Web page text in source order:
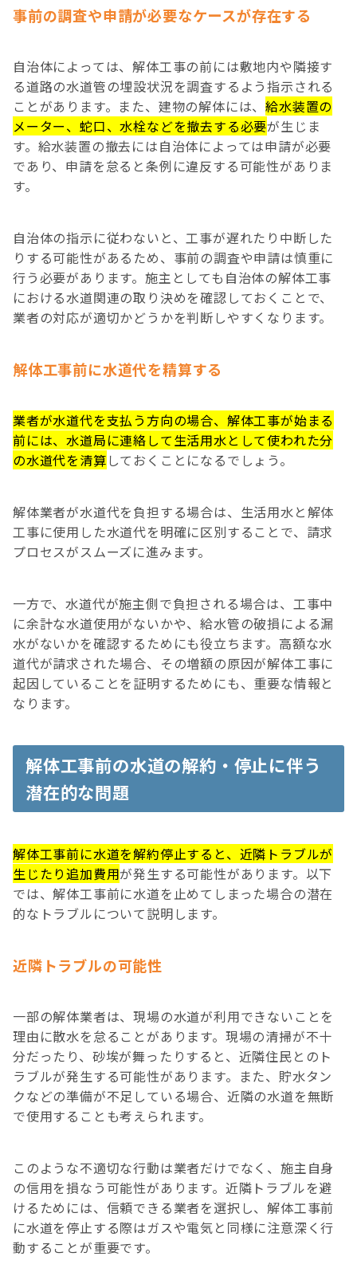
事前の調査や申請が必要なケースが存在する
自治体によっては、解体工事の前には敷地内や隣接す
る道路の水道管の埋設状況を調査するよう指示される
ことがあります。また、建物の解体には、給水装置の
メーター、蛇口、水栓などを撤去する必要が生じま
す。給水装置の撤去には自治体によっては申請が必要
であり、申請を怠ると条例に違反する可能性がありま
す。
自治体の指示に従わないと、工事が遅れたり中断した
りする可能性があるため、事前の調査や申請は慎重に
行う必要があります。施主としても自治体の解体工事
における水道関連の取り決めを確認しておくことで、
業者の対応が適切かどうかを判断しやすくなります。
解体工事前に水道代を精算する
業者が水道代を支払う方向の場合、解体工事が始まる
前には、水道局に連絡して生活用水として使われた分
の水道代を清算 しておくことになるでしょう。
解体業者が水道代を負担する場合は、生活用水と解体
工事に使用した水道代を明確に区別することで、請求
プロセスがスムーズに進みます。
一方で、水道代が施主側で負担される場合は、工事中
に余計な水道使用がないかや、給水管の破損による漏
水がないかを確認するためにも役立ちます。高額な水
道代が請求された場合、その増額の原因が解体工事に
起因していることを証明するためにも、重要な情報と
なります。
解体工事前の水道の解約・停止に伴う
潜在的な問題
解体工事前に水道を解約停止すると、近隣トラブルが
生じたり追加費用が発生する可能性があります。以下
では、解体工事前に水道を止めてしまった場合の潜在
的なトラブルについて説明します。
近隣トラブルの可能性
一部の解体業者は、現場の水道が利用できないことを
理由に散水を怠ることがあります。現場の清掃が不十
分だったり、砂埃が舞ったりすると、近隣住民とのト
ラブルが発生する可能性があります。また、貯水タン
クなどの準備が不足している場合、近隣の水道を無断
で使用することも考えられます。
このような不適切な行動は業者だけでなく、施主自身
の信用を損なう可能性があります。近隣トラブルを避
けるためには、信頼できる業者を選択し、解体工事前
に水道を停止する際はガスや電気と同様に注意深く行
動することが重要です。